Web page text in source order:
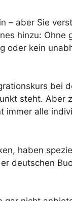
– aber Sie
hinzu: Ohne
oder kein
bei
steht. Aber
immer alle
haben
deutschen